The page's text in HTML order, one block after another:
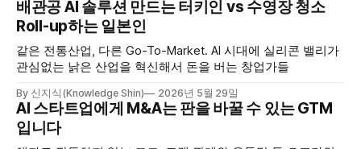
배관공 AI 솔루션 만드는 터키인 vs 수영장 청소
Roll-up하는 일본인
같은 전통산업, 다른 Go-To-Market. AI 시대에 실리콘 밸리가
관심없는 낡은 산업을 혁신해서 돈을 버는 창업가들
By 신지식(Knowledge Shin) 2026년 5월 29일
AI 스타트업에게 M&A는 판을 바꿀 수 있는 GTM
입니다